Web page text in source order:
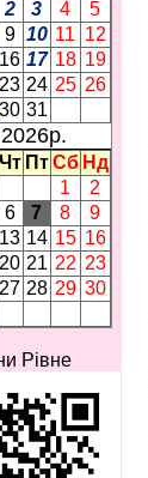
2 3 4
5
9 10 11 12
16 17 18 19
23 24 25 26
30 31
Чт Пт Сб Нд
1
2
6 7 8
9
13 14 15 16
20 21 22 23
27 28 29 30
Рівне